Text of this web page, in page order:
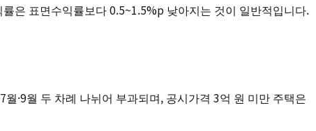
은 표면수익률보다 0.5~1.5%p 낮아지는 것이 일반적입니다.
·9월 두 차례 나뉘어 부과되며, 공시가격 3억 원 미만 주택은